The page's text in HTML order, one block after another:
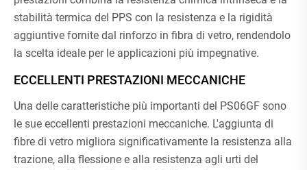
stabilità termica del PPS con la resistenza e la rigidità
aggiuntive fornite dal rinforzo in fibra di vetro, rendendolo
la scelta ideale per le applicazioni più impegnative.
ECCELLENTI PRESTAZIONI MECCANICHE
Una delle caratteristiche più importanti del PS06GF sono
le sue eccellenti prestazioni meccaniche. L'aggiunta di
fibre di vetro migliora significativamente la resistenza alla
trazione, alla flessione e alla resistenza agli urti del